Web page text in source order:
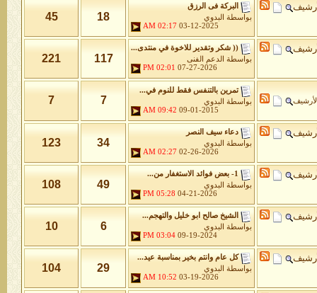
البركة فى الرزق
بواسطة
البدوي
03-12-2025
02:17 AM
18
45
(( شكر وتقدير للاخوة في منتدى...
بواسطة
الدعم الفنى
07-27-2026
02:01 PM
117
221
تمرين بالتنفس فقط للنوم في...
بواسطة
البدوي
09-01-2015
09:42 AM
7
7
دعاء سيف النصر
بواسطة
البدوي
02-26-2026
02:27 AM
34
123
1- بعض فوائد الاستغفار من...
بواسطة
البدوي
04-21-2026
05:28 PM
49
108
الشيخ صالح ابو خليل والتهجم...
بواسطة
البدوي
09-19-2024
03:04 PM
6
10
كل عام وانتم بخير بمناسبة عيد...
بواسطة
البدوي
03-19-2026
10:52 AM
29
104